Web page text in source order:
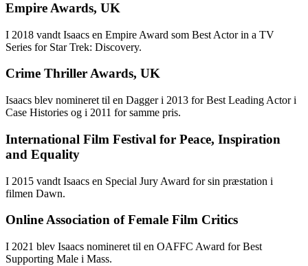
Empire Awards, UK
I 2018 vandt Isaacs en Empire Award som Best Actor in a TV
Series for Star Trek: Discovery.
Crime Thriller Awards, UK
Isaacs blev nomineret til en Dagger i 2013 for Best Leading Actor i
Case Histories og i 2011 for samme pris.
International Film Festival for Peace, Inspiration
and Equality
I 2015 vandt Isaacs en Special Jury Award for sin præstation i
filmen Dawn.
Online Association of Female Film Critics
I 2021 blev Isaacs nomineret til en OAFFC Award for Best
Supporting Male i Mass.